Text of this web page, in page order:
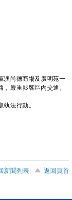
尚德商場及廣明苑一
嚴重影響區內交通。
法行動。
新聞列表
返回頁首